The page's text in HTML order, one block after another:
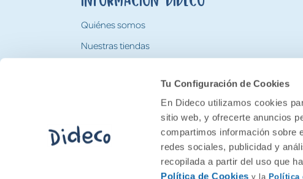
Tu Configuración de Cookies
En Dideco utilizamos cookies
sitio web, y ofrecerte anuncios
compartimos información sobre
redes sociales, publicidad y
recopilada a partir del uso que
Política de Cookies y la Política
Quiénes somos
Nuestras tiendas
Tarjeta Regalo Dideco